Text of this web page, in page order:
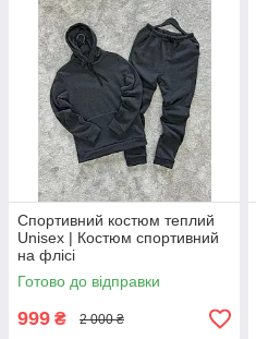
Спортивний костюм теплий
Unisex | Костюм спортивний
на флісі
Готово до відправки
999 ₴ 2 000 ₴